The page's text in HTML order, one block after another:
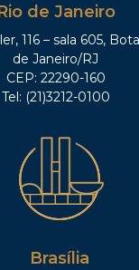
de Janeiro
116 – sala 605,
de Janeiro/RJ
CEP: 22290-160
Tel: (21)3212-0100
Brasília